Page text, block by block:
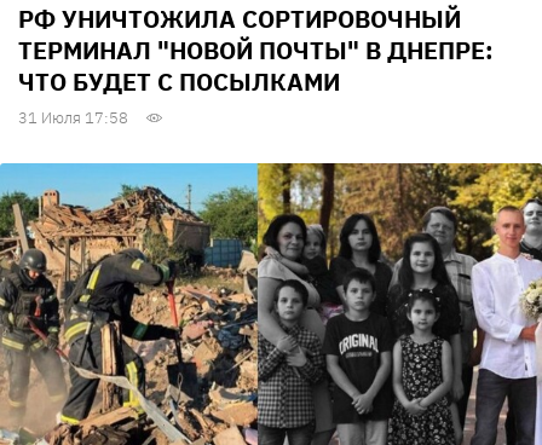
РФ УНИЧТОЖИЛА СОРТИРОВОЧНЫЙ
ТЕРМИНАЛ "НОВОЙ ПОЧТЫ" В ДНЕПРЕ:
ЧТО БУДЕТ С ПОСЫЛКАМИ
31 Июля 17:58